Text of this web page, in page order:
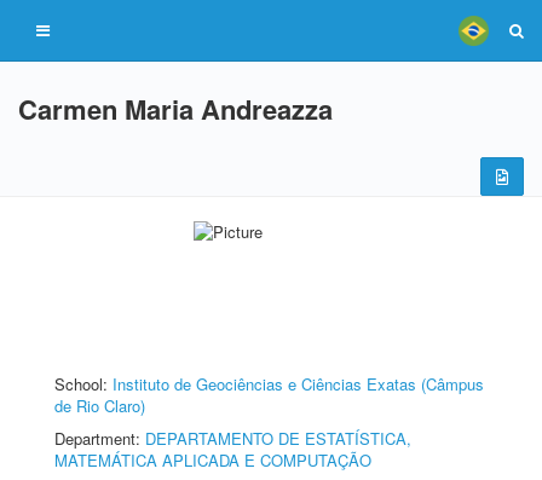
Carmen Maria Andreazza
School: Instituto de Geociências e Ciências Exatas (Câmpus
de Rio Claro)
Department: DEPARTAMENTO DE ESTATÍSTICA,
MATEMÁTICA APLICADA E COMPUTAÇÃO